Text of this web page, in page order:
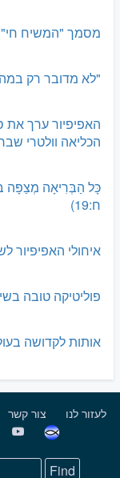
מסמך "המשיח חי"
"לא מדובר רק
האפיפיור ערך את
הכליאה וולטרי
כָּל הַבְּרִיאָה מְצַפָּה
ח:19)
איחולי האפיפיור
פוליטיקה טובה
אותות לקדושה
לעזור לנו צור קשר